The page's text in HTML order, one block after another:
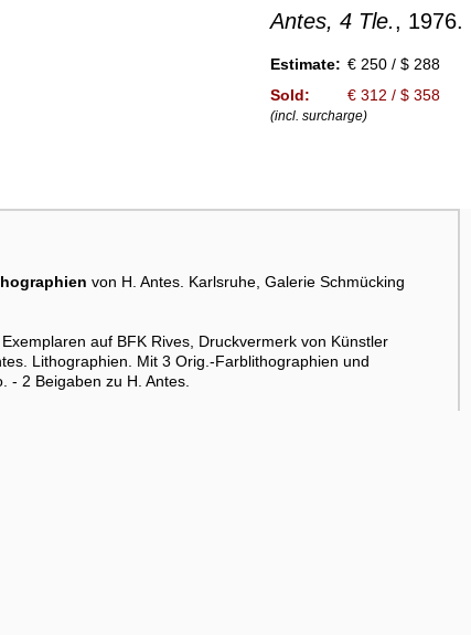
Antes, 4 Tle., 1976.
Estimate: € 250 / $ 288
Sold:
€ 312 / $ 358
(incl. surcharge)
von H. Antes. Karlsruhe, Galerie Schmücking
auf BFK Rives, Druckvermerk von Künstler
Lithographien. Mit 3 Orig.-Farblithographien und
- 2 Beigaben zu H. Antes.